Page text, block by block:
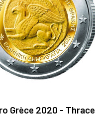
Grèce 2020 - Thrace